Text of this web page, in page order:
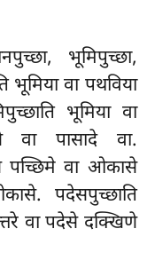
भूमिपुच्छा,
वा पथविया
भूमिया वा
वा पासादे वा.
पच्छिमेवा ओकासे
पदेसपुच्छाति
वा पदेसे दक्खिणे